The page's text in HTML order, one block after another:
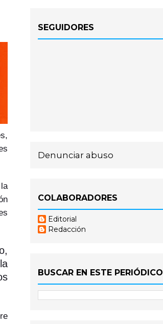
SEGUIDORES
Denunciar abuso
COLABORADORES
Editorial
Redacción
BUSCAR EN ESTE PERIÓDICO